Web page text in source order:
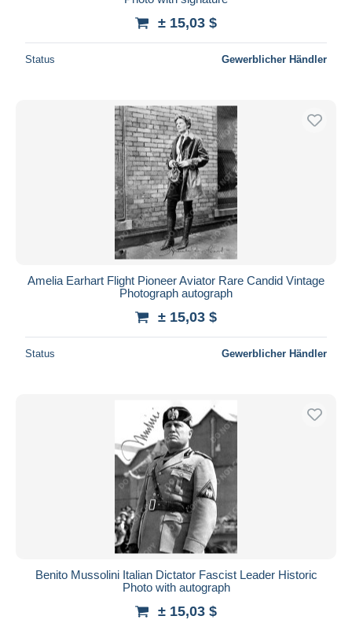
± 15,03 $
Status Gewerblicher Händler
Amelia Earhart Flight Pioneer Aviator Rare Candid Vintage
Photograph autograph
± 15,03 $
Status Gewerblicher Händler
Benito Mussolini Italian Dictator Fascist Leader Historic
Photo with autograph
± 15,03 $